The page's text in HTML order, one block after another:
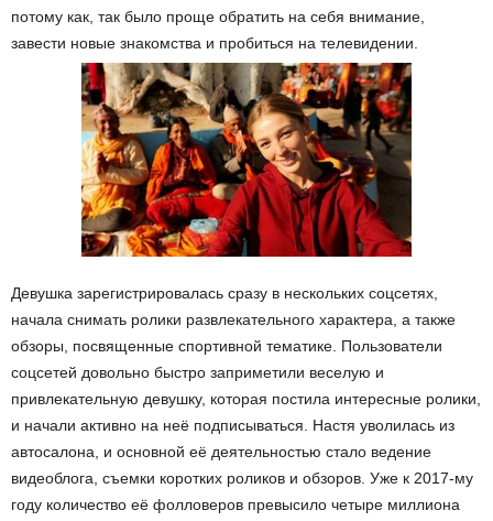
потому как, так было проще обратить на себя внимание,
завести новые знакомства и пробиться на телевидении.
Девушка зарегистрировалась сразу в нескольких соцсетях,
начала снимать ролики развлекательного характера, а также
обзоры, посвященные спортивной тематике. Пользователи
соцсетей довольно быстро заприметили веселую и
привлекательную девушку, которая постила интересные ролики,
и начали активно на неё подписываться. Настя уволилась из
автосалона, и основной её деятельностью стало ведение
видеоблога, съемки коротких роликов и обзоров. Уже к 2017-му
году количество её фолловеров превысило четыре миллиона